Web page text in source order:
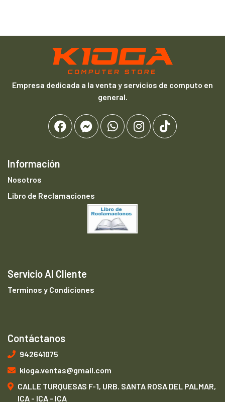
Empresa dedicada a la venta y servicios de computo en
general.
Información
Nosotros
Libro de Reclamaciones
Servicio Al Cliente
Terminos y Condiciones
Contáctanos
942641075
kioga.ventas@gmail.com
CALLE TURQUESAS F-1, URB. SANTA ROSA DEL PALMAR,
ICA - ICA - ICA